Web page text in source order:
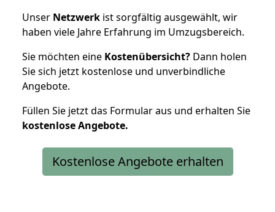
Unser Netzwerk ist sorgfältig ausgewählt, wir
haben viele Jahre Erfahrung im Umzugsbereich.
Sie möchten eine Kostenübersicht? Dann holen
Sie sich jetzt kostenlose und unverbindliche
Angebote.
Füllen Sie jetzt das Formular aus und erhalten Sie
kostenloseAngebote.
Kostenlose Angebote erhalten